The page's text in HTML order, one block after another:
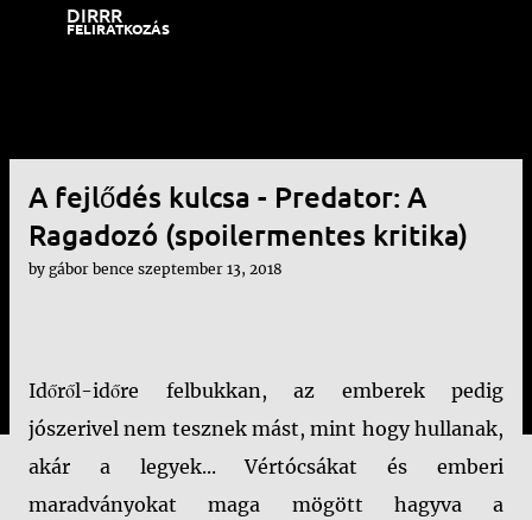
DIRRR
FELIRATKOZÁS
A fejlődés kulcsa - Predator: A
Ragadozó (spoilermentes kritika)
by gábor bence szeptember 13, 2018
Időről-időre felbukkan, az emberek pedig
jószerivel nem tesznek mást, mint hogy hullanak,
akár a legyek... Vértócsákat és emberi
maradványokat maga mögött hagyva a